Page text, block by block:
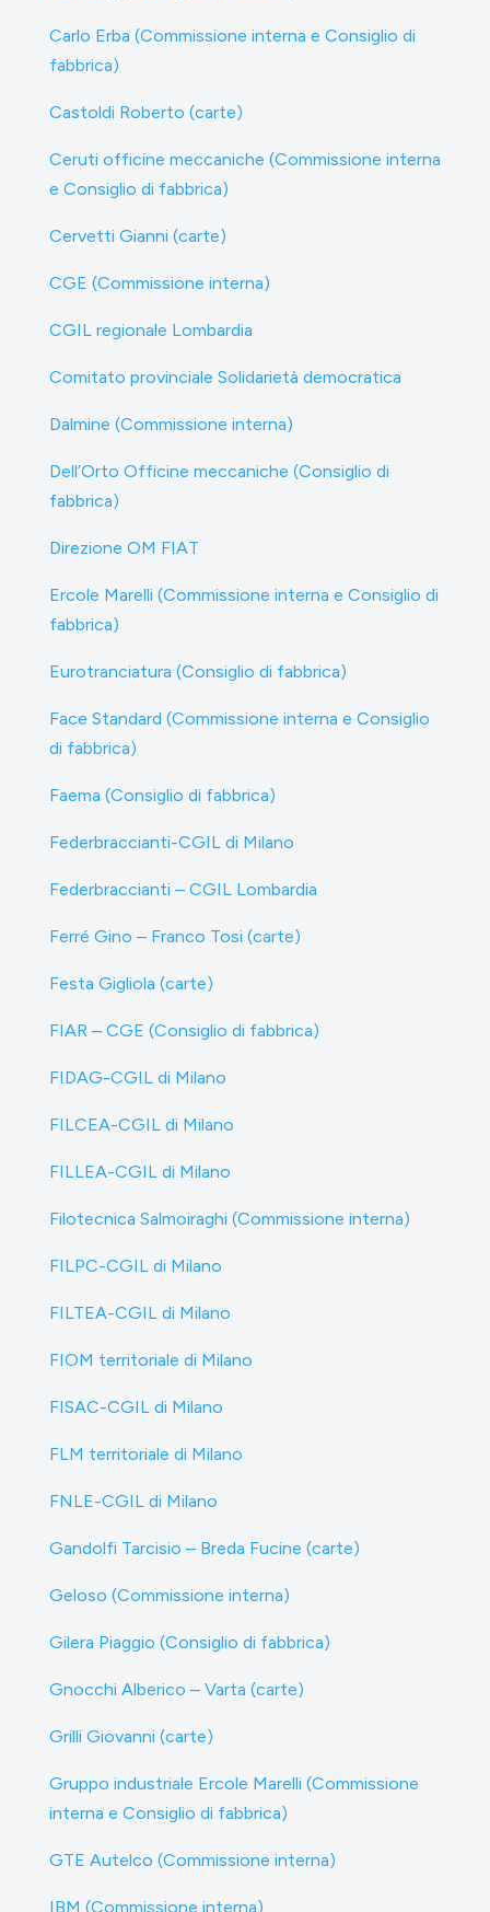
Carlo Erba (Commissione interna e Consiglio di
fabbrica)
Castoldi Roberto (carte)
Ceruti officine meccaniche (Commissione interna
e Consiglio di fabbrica)
Cervetti Gianni (carte)
CGE (Commissione interna)
CGIL regionale Lombardia
Comitato provinciale Solidarietà democratica
Dalmine (Commissione interna)
Dell’Orto Officine meccaniche (Consiglio di
fabbrica)
Direzione OM FIAT
Ercole Marelli (Commissione interna e Consiglio di
fabbrica)
Eurotranciatura (Consiglio di fabbrica)
Face Standard (Commissione interna e Consiglio
di fabbrica)
Faema (Consiglio di fabbrica)
Federbraccianti-CGIL di Milano
Federbraccianti – CGIL Lombardia
Ferré Gino – Franco Tosi (carte)
Festa Gigliola (carte)
FIAR – CGE (Consiglio di fabbrica)
FIDAG-CGIL di Milano
FILCEA-CGIL di Milano
FILLEA-CGIL di Milano
Filotecnica Salmoiraghi (Commissione interna)
FILPC-CGIL di Milano
FILTEA-CGIL di Milano
FIOM territoriale di Milano
FISAC-CGIL di Milano
FLM territoriale di Milano
FNLE-CGIL di Milano
Gandolfi Tarcisio – Breda Fucine (carte)
Geloso (Commissione interna)
Gilera Piaggio (Consiglio di fabbrica)
Gnocchi Alberico – Varta (carte)
Grilli Giovanni (carte)
Gruppo industriale Ercole Marelli (Commissione
interna e Consiglio di fabbrica)
GTE Autelco (Commissione interna)
IBM (Commissione interna)